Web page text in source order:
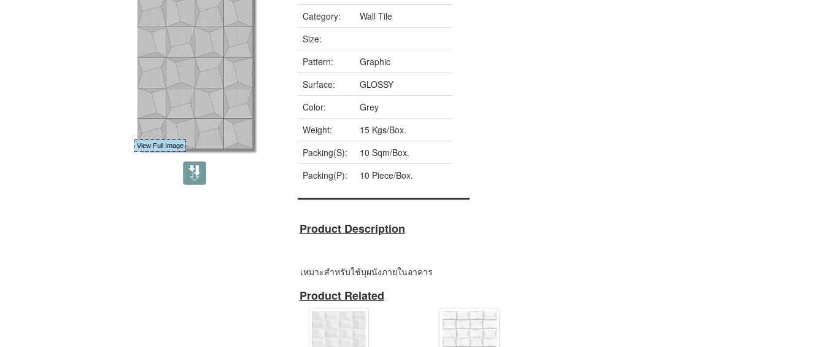
Category:
Wall Tile
Size:
Pattern:
Graphic
Surface:
GLOSSY
Color:
Grey
Weight:
15 Kgs/Box.
Packing(S):
10 Sqm/Box.
Packing(P):
10 Piece/Box.
Product Description
เหมาะสำหรับใช้บุผนังภายในอาคาร
Product Related
View Full Image